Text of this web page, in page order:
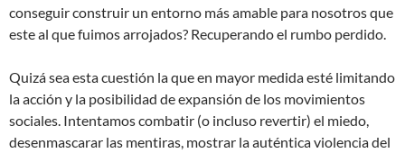
conseguir construir un entorno más amable para nosotros que
este al que fuimos arrojados? Recuperando el rumbo perdido.
Quizá sea esta cuestión la que en mayor medida esté limitando
la acción y la posibilidad de expansión de los movimientos
sociales. Intentamos combatir (o incluso revertir) el miedo,
desenmascarar las mentiras, mostrar la auténtica violencia del